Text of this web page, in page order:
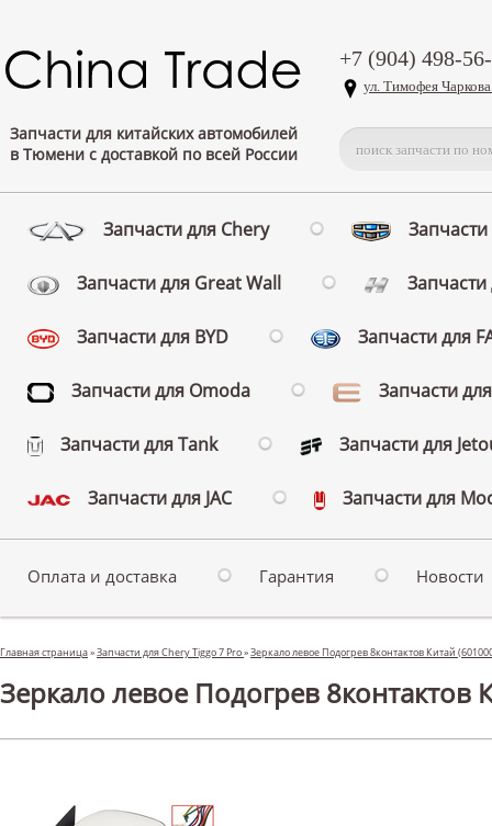
Запчасти для китайских автомобилей
в Тюмени с доставкой по всей России
+7 (904) 498-
ул. Тимофея
Запчасти для Chery
Запчасти для Great Wall
Запчасти для BYD Запчасти для
Запчасти для Omoda Запчасти
Запчасти для Tank Запчасти для
Запчасти для JAC Запчасти для
Оплата и доставка Гарантия Новости
Главная страница»Запчасти для Chery Tiggo 7 Pro»Зеркало левое Подогрев 8контактов Китай
Зеркало левое Подогрев 8контактов